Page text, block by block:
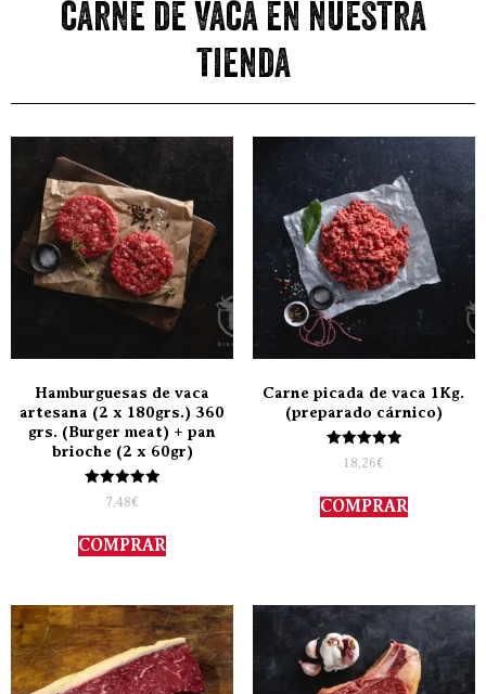
carne de vaca en nuestra
tienda
Hamburguesas de vaca
artesana (2 x 180grs.) 360
grs. (Burger meat) + pan
brioche (2 x 60gr)
Valorado
con
de 5
7,48€
COMPRAR
Carne picada de vaca 1Kg.
(preparado cárnico)
Valorado
con
de 5
18,26€
COMPRAR